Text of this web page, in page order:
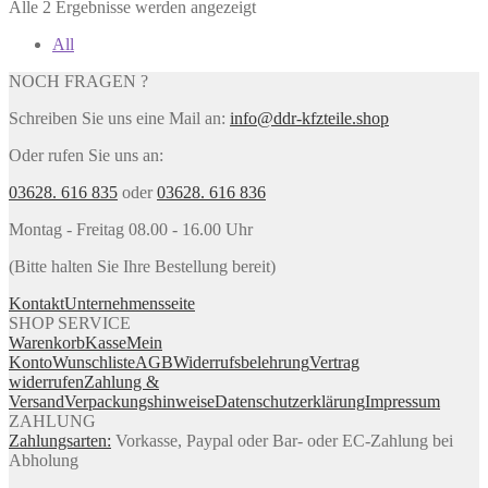
Alle 2 Ergebnisse werden angezeigt
All
NOCH FRAGEN ?
Schreiben Sie uns eine Mail an: info@ddr-kfzteile.shop
Oder rufen Sie uns an:
03628. 616 835 oder03628. 616 836
Montag - Freitag 08.00 - 16.00 Uhr
(Bitte halten Sie Ihre Bestellung bereit)
KontaktUnternehmensseite
SHOP SERVICE
WarenkorbKasseMein
KontoWunschlisteAGBWiderrufsbelehrungVertrag
widerrufenZahlung &
VersandVerpackungshinweiseDatenschutzerklärungImpressum
ZAHLUNG
Zahlungsarten: Vorkasse, Paypal oder Bar- oder EC-Zahlung bei
Abholung